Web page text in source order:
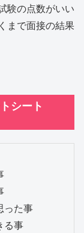
験の点数がいい
まで面接の結果
シート
った事
る事